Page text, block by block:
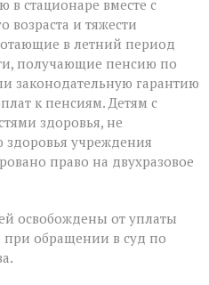
в стационаре вместе с
возраста и тяжести
в летний период
получающие пенсию по
законодательную гарантию
к пенсиям. Детям с
здоровья, не
учреждения
право на двухразовое
освобождены от уплаты
обращении в суд по